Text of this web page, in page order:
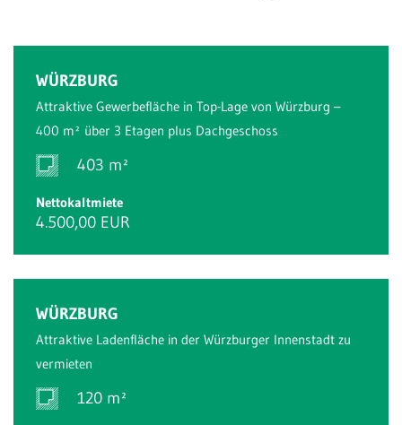
WÜRZBURG
Attraktive Gewerbefläche in Top-Lage von Würzburg –
400 m² über 3 Etagen plus Dachgeschoss
403 m²
Nettokaltmiete
4.500,00 EUR
WÜRZBURG
Attraktive Ladenfläche in der Würzburger Innenstadt zu
vermieten
120 m²